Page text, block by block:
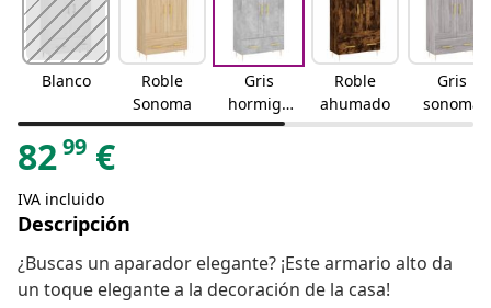
Blanco
Roble
Sonoma
Gris
hormigó
n
Roble
ahumado
Gris
sonoma
8299 €
IVA incluido
Descripción
¿Buscas un aparador elegante? ¡Este armario alto da
un toque elegante a la decoración de la casa!